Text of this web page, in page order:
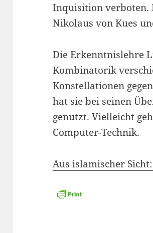
Inquisition verboten.
Nikolaus von Kues
Die Erkenntnislehre
Kombinatorik
Konstellationen
hat sie bei seinen
genutzt. Vielleicht
Computer-Technik.
Aus islamischer